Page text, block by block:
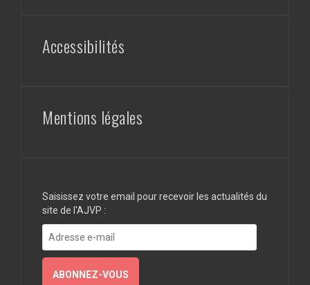
Accessibilités
Mentions légales
Saisissez votre email pour recevoir les actualités du
site de l'AJVP :
e-
mail
ABONNEZ-VOUS